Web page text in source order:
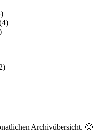
(4)
Archivübersicht. 🙂